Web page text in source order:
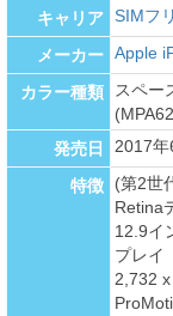
キャリア SIMフ
メーカー Apple
カラー種類
スペー
発売日
2017年
特徴
(第2世
Retina
12.9イ
プレイ
2,732